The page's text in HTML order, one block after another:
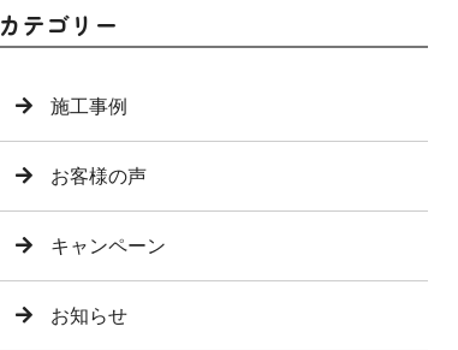
カテゴリー
施工事例
お客様の声
キャンペーン
お知らせ